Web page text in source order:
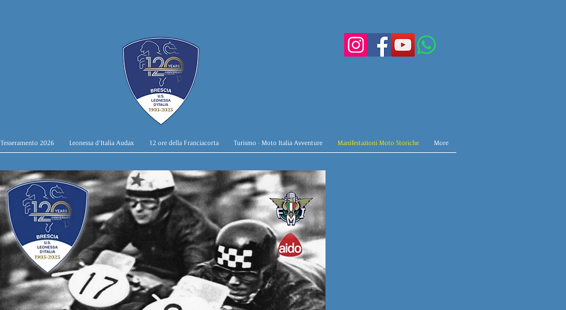
Tesseramento 2026 Leonessa d'Italia Audax 12 ore della Franciacorta Turismo - Moto Italia Avventure Manifestazioni Moto Storiche More